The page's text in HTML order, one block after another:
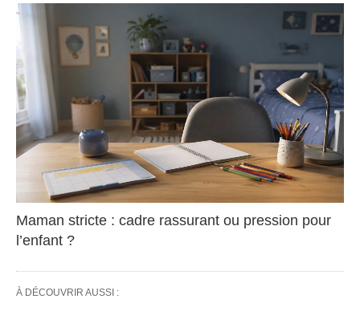
Maman stricte : cadre rassurant ou pression pour
l’enfant ?
À DÉCOUVRIR AUSSI :